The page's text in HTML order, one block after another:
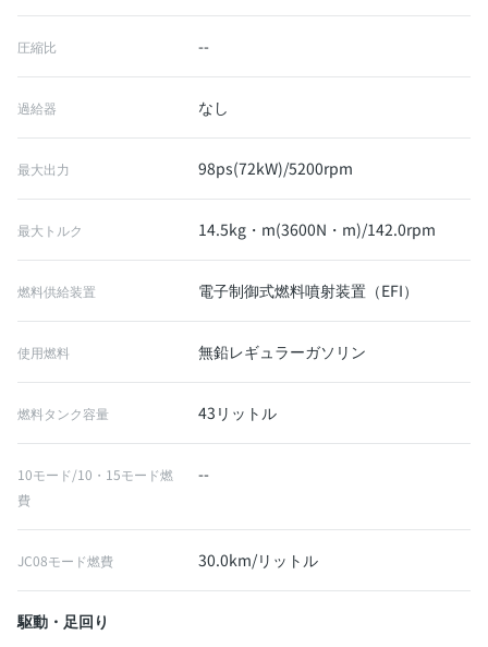
圧縮比 --
過給器 なし
最大出力 98ps(72kW)/5200rpm
最大トルク 14.5kg・m(3600N・m)/142.0rpm
燃料供給装置 電子制御式燃料噴射装置（EFI）
使用燃料 無鉛レギュラーガソリン
燃料タンク容量 43リットル
10モード/10・15モード燃
費
--
JC08モード燃費 30.0km/リットル
駆動・足回り